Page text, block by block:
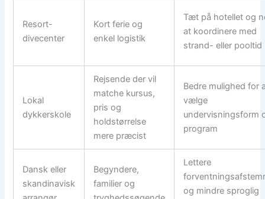
Resort-
divecenter
Kort ferie og
enkel logistik
Tæt på hotellet og
at koordinere med
strand- eller pooltid
Lokal
dykkerskole
Rejsende der vil
matche kursus,
pris og
holdstørrelse
mere præcist
Bedre mulighed for
vælge
undervisningsform
program
Dansk eller
skandinavisk
Begyndere,
familier og
Lettere
og mindre sproglig